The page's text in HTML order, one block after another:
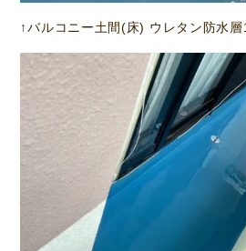
↑バルコニー土間(床) ウレタン防水層